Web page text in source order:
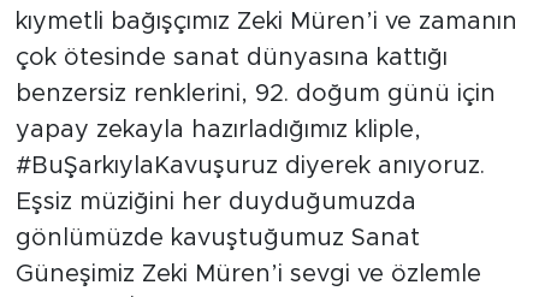
kıymetli bağışçımız Zeki Müren’i ve zamanın
çok ötesinde sanat dünyasına kattığı
benzersiz renklerini, 92. doğum günü için
yapay zekayla hazırladığımız kliple,
#BuŞarkıylaKavuşuruz diyerek anıyoruz.
Eşsiz müziğini her duyduğumuzda
gönlümüzde kavuştuğumuz Sanat
Güneşimiz Zeki Müren’i sevgi ve özlemle